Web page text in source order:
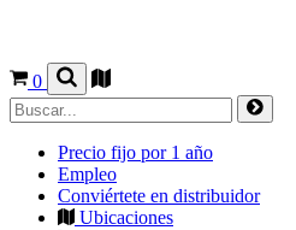
0
Precio fijo por 1 año
Empleo
Conviértete en distribuidor
Ubicaciones